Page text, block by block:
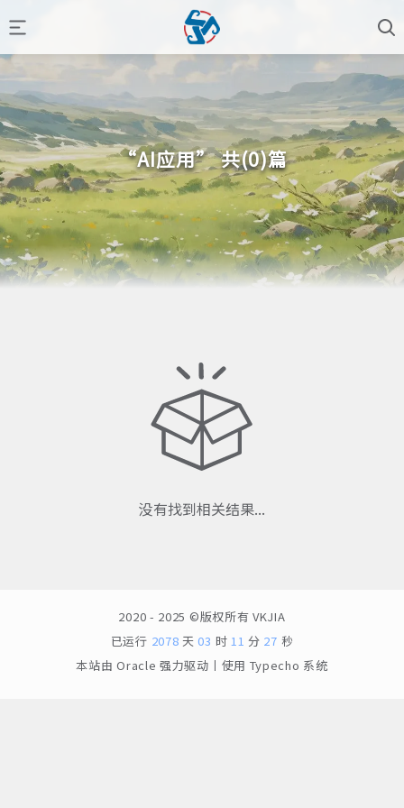
“AI应用” 共(0)篇
没有找到相关结果...
2020 - 2025 ©版权所有 VKJIA
已运行 2078 天03 时 11 分 27 秒
本站由 Oracle强力驱动丨使用 Typecho 系统